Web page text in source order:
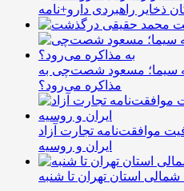
ذخایر راهبردی دارو+نامه
سیما؛ مسعود شصت‌چی به
مذاکره می‌رود؟
موافقت‌نامه تجارت آزاد
ایران و روسیه
شمالی استان تهران تا شنبه